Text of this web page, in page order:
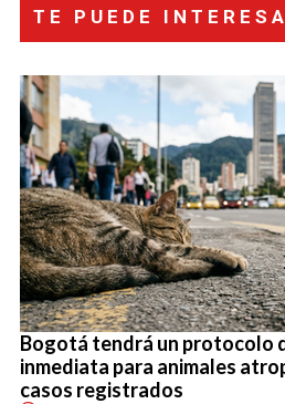
TE PUEDE
Bogotá tendrá un protocolo
inmediata para animales
casos registrados